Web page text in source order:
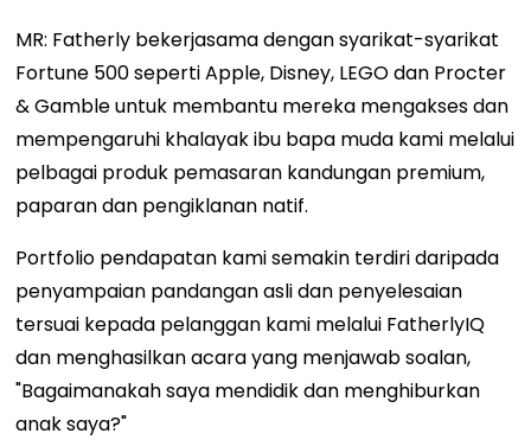
MR: Fatherly bekerjasama dengan syarikat-syarikat
Fortune 500 seperti Apple, Disney, LEGO dan Procter
& Gamble untuk membantu mereka mengakses dan
mempengaruhi khalayak ibu bapa muda kami melalui
pelbagai produk pemasaran kandungan premium,
paparan dan pengiklanan natif.
Portfolio pendapatan kami semakin terdiri daripada
penyampaian pandangan asli dan penyelesaian
tersuai kepada pelanggan kami melalui FatherlyIQ
dan menghasilkan acara yang menjawab soalan,
"Bagaimanakah saya mendidik dan menghiburkan
anak saya?"